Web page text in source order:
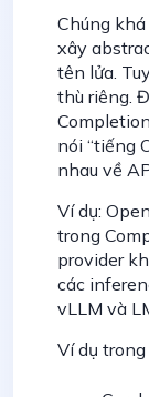
Chúng
xây
tên lửa.
thù riêng.
nói “tiếng
nhau về
Ví dụ:
trong
provider
các
vLLM và
Ví dụ